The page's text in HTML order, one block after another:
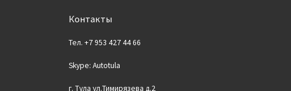
Контакты
Тел. +7 953 427 44 66
Skype: Autotula
г. Тула ул.Тимирязева д.2